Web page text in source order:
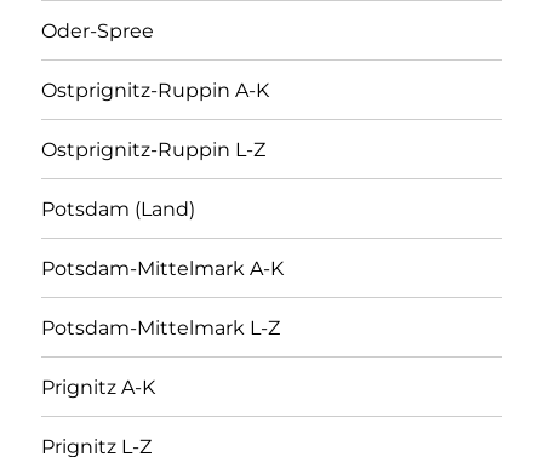
Oder-Spree
Ostprignitz-Ruppin A-K
Ostprignitz-Ruppin L-Z
Potsdam (Land)
Potsdam-Mittelmark A-K
Potsdam-Mittelmark L-Z
Prignitz A-K
Prignitz L-Z